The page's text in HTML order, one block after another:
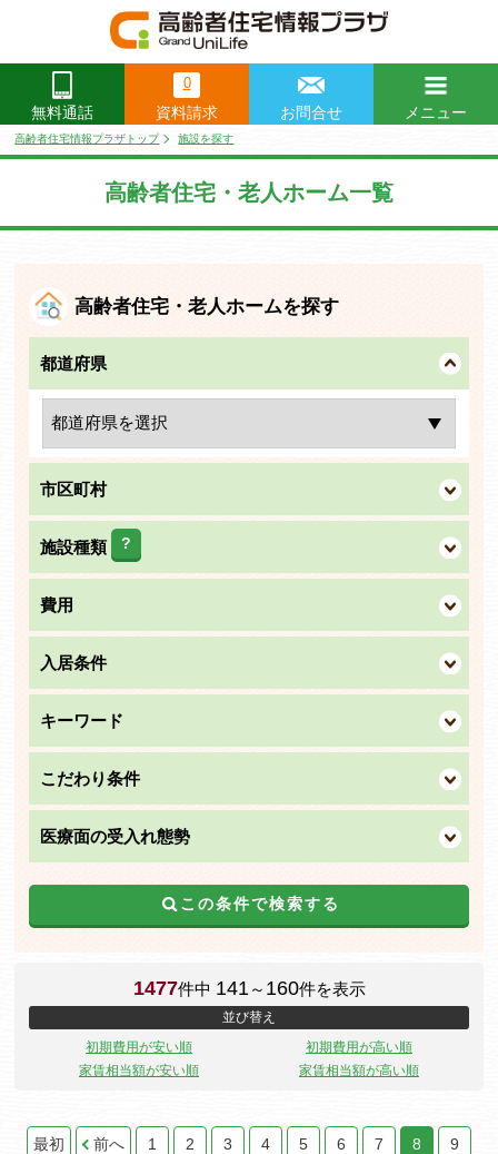
無料通話
0
資料請求 お問合せ
メニュー
高齢者住宅情報プラザトップ 施設を探す
高齢者住宅・老人ホーム一覧
高齢者住宅・老人ホームを探す
都道府県
市区町村
施設種類 ?
費用
入居条件
キーワード
こだわり条件
医療面の受入れ態勢
この条件で検索する
1477件中 141 ～ 160件を表示
並び替え
初期費用が安い順
初期費用が高い順
家賃相当額が安い順
家賃相当額が高い順
最初 前へ 1 2 3 4 5 6 7 8 9